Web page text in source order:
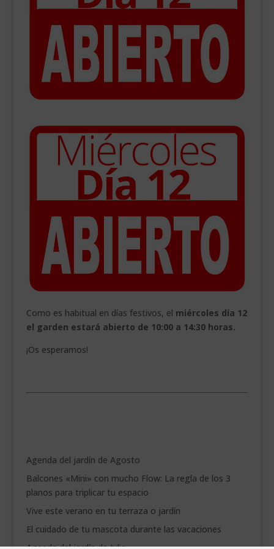
VEURE EN CATALÀ
Como es habitual en días festivos, el miércoles día 12
el garden estará abierto de 10:00 a 14:30 horas.
¡Os esperamos!
Agenda del jardín de Agosto
Balcones «Mini» con mucho Flow: La regla de los 3
planos para triplicar tu espacio
Vive este verano en tu terraza o jardín
El cuidado de tu mascota durante las vacaciones